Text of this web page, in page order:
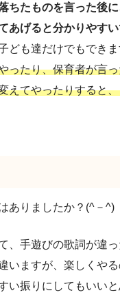
ちたものを言った後
あげると分かりやすい
ども達だけでもでき
ったり、保育者が言
えてやったりすると
ありましたか？(^－^)
、手遊びの歌詞が違
いますが、楽しくや
い振りにしてもいい